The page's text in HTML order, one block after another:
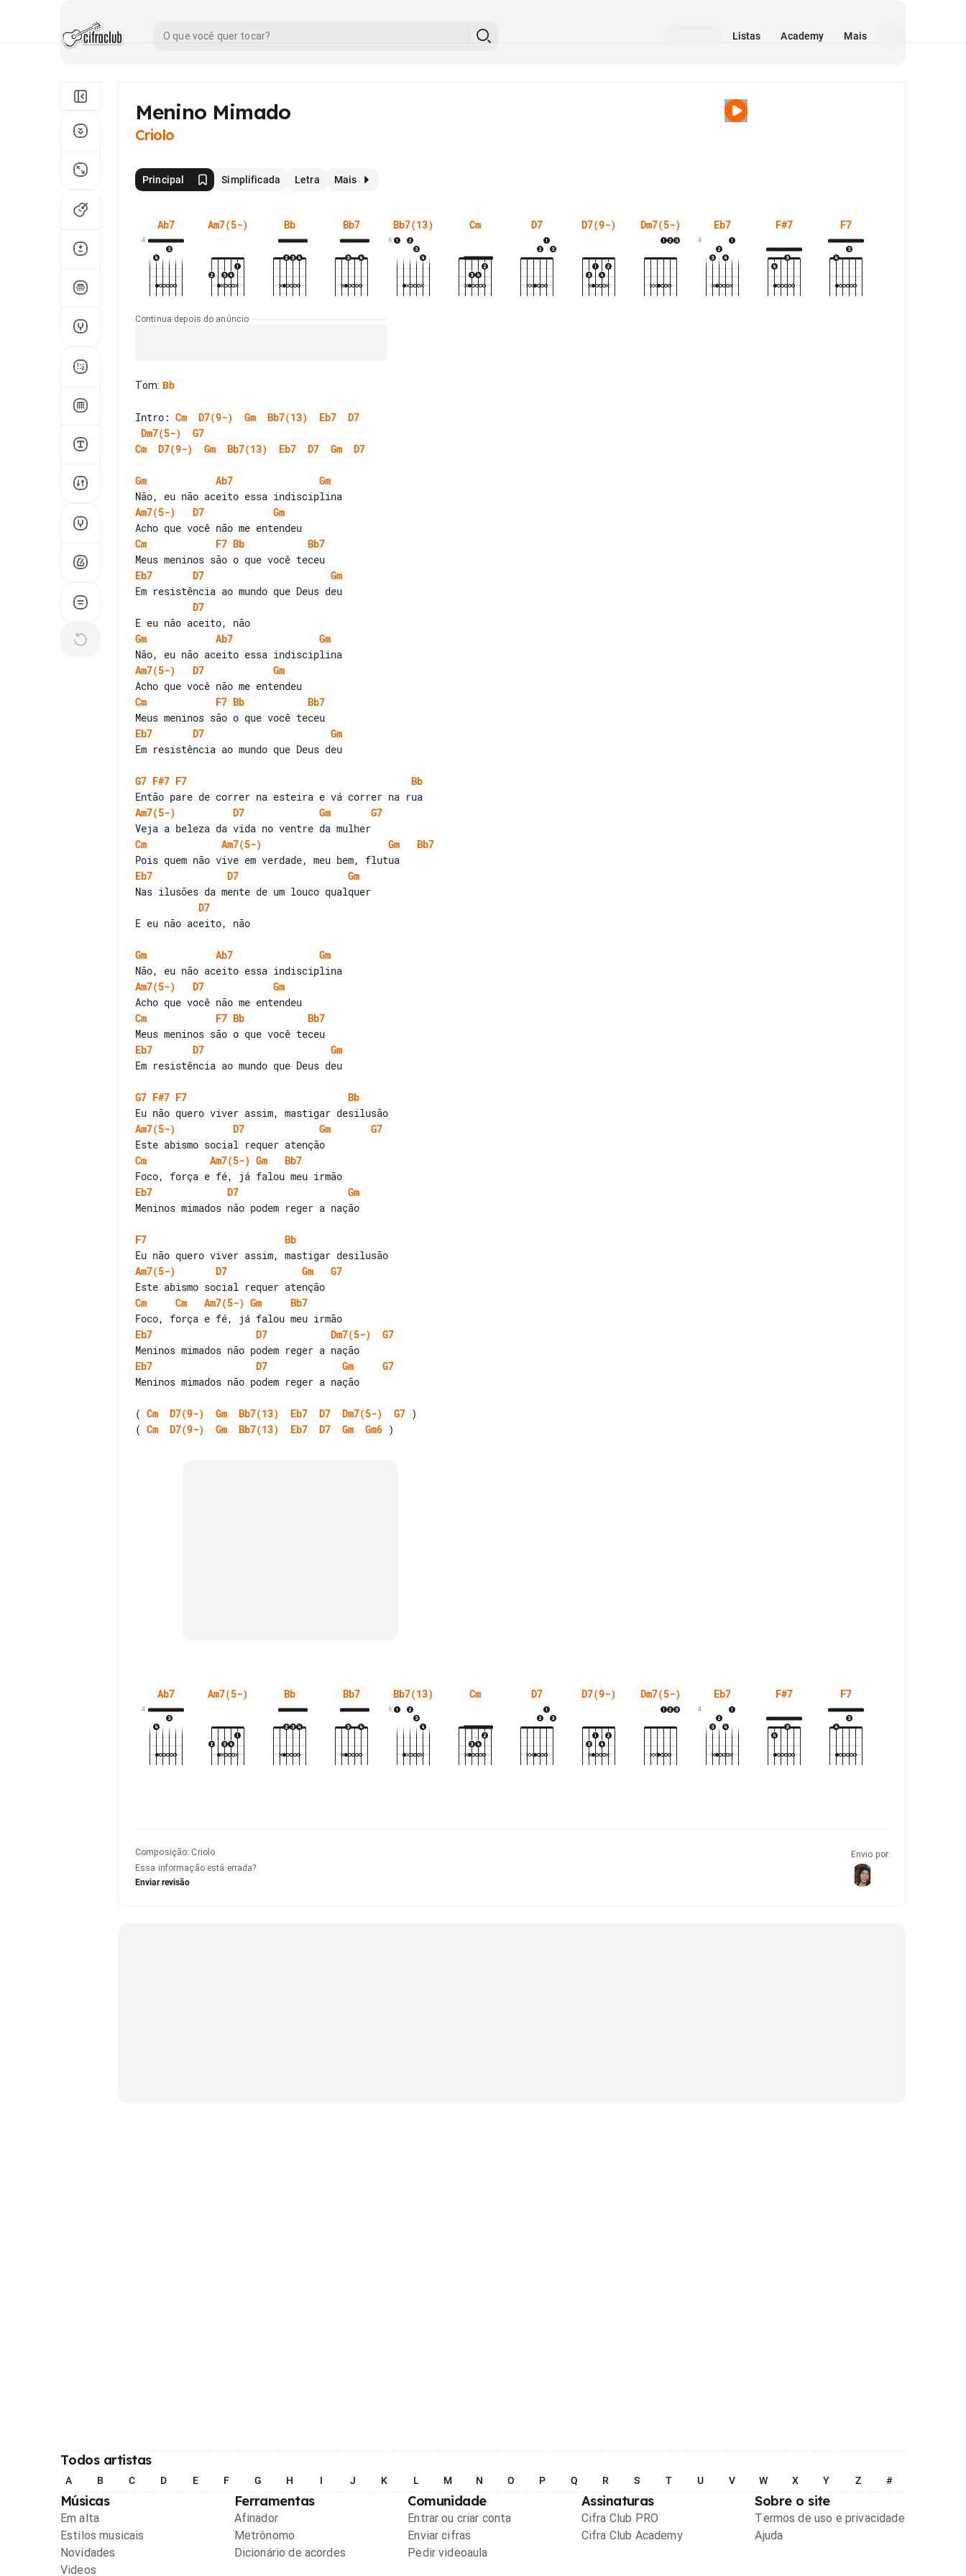
Listas Academy Mais
Menino Mimado
Criolo
Principal Simplificada Letra Mais
Ab7
4
Am7(5-) Bb Bb7 Bb7(13)
6
Cm D7 D7(9-) Dm7(5-) Eb7
4
F#7 F7
Continua depois do anúncio
Tom: Bb
Intro: Cm D7(9-) Gm Bb7(13) Eb7
D7
Dm7(5-)
G7
Cm
D7(9-) Gm Bb7(13) Eb7 D7 Gm D7
Gm Ab7
Gm
Am7(5-)
D7
Gm
Cm
F7 Bb
Bb7
Eb7
D7
Gm
D7
Gm
Ab7
Gm
Am7(5-)
D7
Gm
Cm
F7 Bb
Bb7
Eb7
D7
Gm
Em resistência ao mundo que Deus deu
G7 F#7 F7
Bb
Am7(5-)
D7 Gm
G7
Cm
Am7(5-) Gm
Bb7
Eb7
D7
Gm
D7
E eu não aceito, não
Gm Ab7
Gm
Am7(5-)
D7
Gm
Cm
F7 Bb
Bb7
Eb7
D7
Gm
Em resistência ao mundo que Deus deu
G7 F#7 F7
Bb
Am7(5-)
D7 Gm
G7
Cm
Am7(5-) Gm
Bb7
Eb7
D7
Gm
Meninos mimados não podem reger a nação
F7
Bb
Am7(5-)
D7 Gm
G7
Cm
Cm Am7(5-) Gm
Bb7
Eb7
D7 Dm7(5-)
G7
Eb7
D7 Gm
G7
Meninos mimados não podem reger a nação
( Cm D7(9-) Gm Bb7(13) Eb7 D7 Dm7(5-) G7
( Cm D7(9-) Gm Bb7(13) Eb7 D7 Gm Gm6
Ab7
4
Am7(5-) Bb Bb7 Bb7(13)
6
Cm D7 D7(9-) Dm7(5-) Eb7
4
F#7 F7
Composição: Criolo
Essa informação está errada?
Enviar revisão
Envio por
Todos artistas
A B C D E F G H I J K L M N O P Q R S T U V W X Y Z #
Músicas
Em alta
Estilos musicais
Novidades
Videos
Ferramentas
Afinador
Metrônomo
Dicionário de acordes
Comunidade
Entrar ou criar conta
Enviar cifras
Pedir videoaula
Assinaturas
Cifra Club PRO
Cifra Club Academy
Sobre o site
Termos de uso e privacidade
Ajuda